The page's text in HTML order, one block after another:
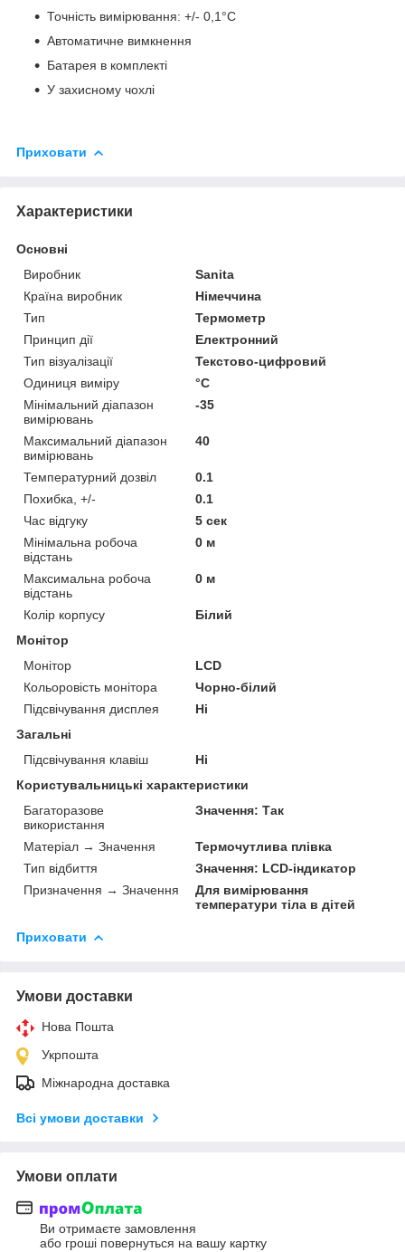
Точність вимірювання: +/- 0,1°C
Автоматичне вимкнення
Батарея в комплекті
У захисному чохлі
Приховати
Характеристики
Основні
Виробник
Sanita
Країна виробник
Німеччина
Тип
Термометр
Принцип дії
Електронний
Тип візуалізації
Текстово-цифровий
Одиниця виміру
°С
Мінімальний діапазон
вимірювань
-35
Максимальний діапазон
вимірювань
40
Температурний дозвіл
0.1
Похибка, +/-
0.1
Час відгуку
5 сек
Мінімальна робоча
відстань
0 м
Максимальна робоча
відстань
0 м
Колір корпусу
Білий
Монітор
Монітор
LCD
Кольоровість монітора
Чорно-білий
Підсвічування дисплея
Ні
Загальні
Підсвічування клавіш
Ні
Користувальницькі характеристики
Багаторазове
використання
Значення: Так
Матеріал → Значення
Термочутлива плівка
Тип відбиття
Значення: LCD-індикатор
Призначення → Значення
Для вимірювання
температури тіла в дітей
Приховати
Умови доставки
Нова Пошта
Укрпошта
Міжнародна доставка
Всі умови доставки
Умови оплати
Ви отримаєте замовлення
або гроші повернуться на вашу картку